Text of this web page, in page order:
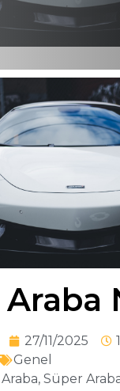
27/11/2025
Genel
, Süper